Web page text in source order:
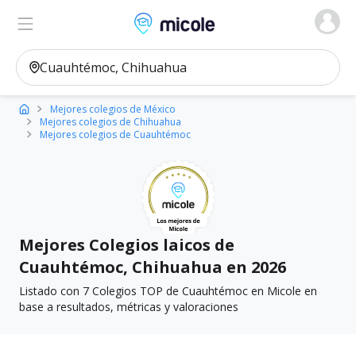
Micole, buscador de colegios
Ver en el mapa
Mejores colegios de México
Mejores colegios de Chihuahua
Mejores colegios de Cuauhtémoc
Mejores Colegios laicos de
Cuauhtémoc, Chihuahua en 2026
Listado con 7 Colegios TOP de Cuauhtémoc en Micole en
base a resultados, métricas y valoraciones